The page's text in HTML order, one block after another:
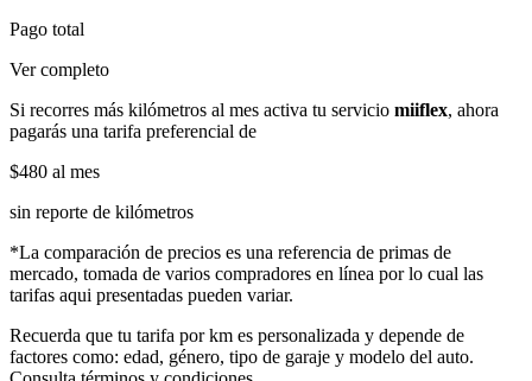
Pago total
Ver completo
Si recorres más kilómetros al mes activa tu servicio miiflex, ahora
pagarás una tarifa preferencial de
$480 al mes
sin reporte de kilómetros
*La comparación de precios es una referencia de primas de
mercado, tomada de varios compradores en línea por lo cual las
tarifas aqui presentadas pueden variar.
Recuerda que tu tarifa por km es personalizada y depende de
factores como: edad, género, tipo de garaje y modelo del auto.